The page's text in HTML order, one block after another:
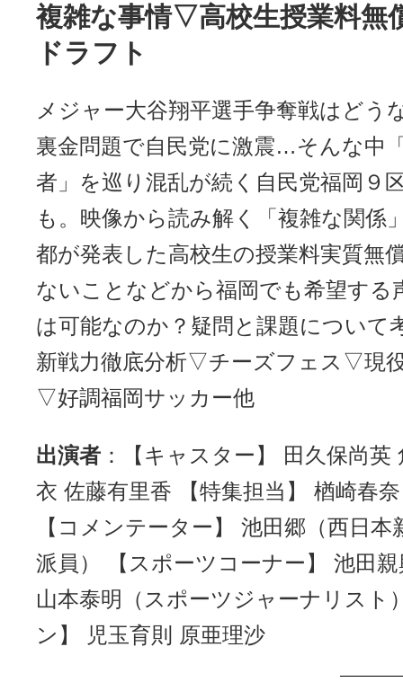
複雑な事情▽高校生授業料無
ドラフト
メジャー大谷翔平選手争奪戦はどう
裏金問題で自民党に激震…そんな中
者」を巡り混乱が続く自民党福岡９
も。映像から読み解く「複雑な関係
都が発表した高校生の授業料実質無
ないことなどから福岡でも希望する
は可能なのか？疑問と課題につい
新戦力徹底分析▽チーズフェス▽現
▽好調福岡サッカー他
出演者 ：【キャスター】 田久保尚英
衣 佐藤有里香 【特集担当】 楢崎春
【コメンテーター】 池田郷（西日
派員） 【スポーツコーナー】 池田
山本泰明（スポーツジャーナリスト
ン】 児玉育則 原亜理沙